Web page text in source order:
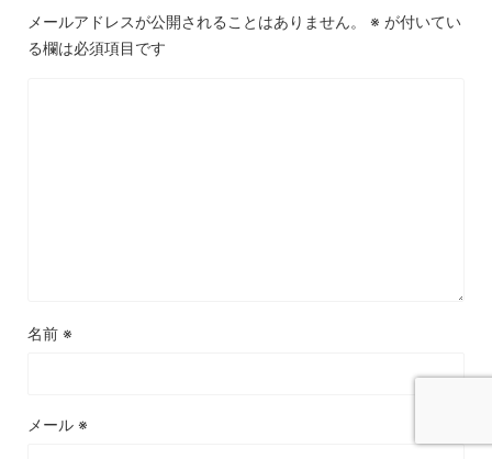
メールアドレスが公開されることはありません。 ※ が付いてい
る欄は必須項目です
名前 ※
メール ※